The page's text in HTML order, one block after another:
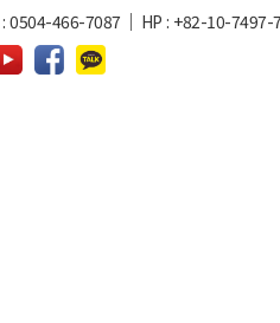
: 0504-466-7087 HP : +82-10-7497-